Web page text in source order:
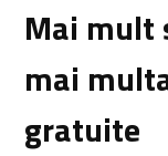
Mai mult
mai
gratuite